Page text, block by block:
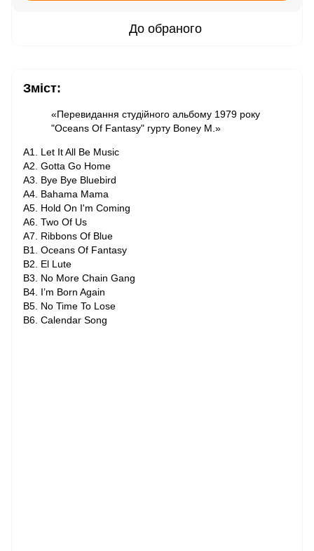
До обраного
Зміст:
«Перевидання студійного альбому 1979 року
"Oceans Of Fantasy" гурту Boney M.»
A1. Let It All Be Music
A2. Gotta Go Home
A3. Bye Bye Bluebird
A4. Bahama Mama
A5. Hold On I'm Coming
A6. Two Of Us
A7. Ribbons Of Blue
B1. Oceans Of Fantasy
B2. El Lute
B3. No More Chain Gang
B4. I’m Born Again
B5. No Time To Lose
B6. Calendar Song